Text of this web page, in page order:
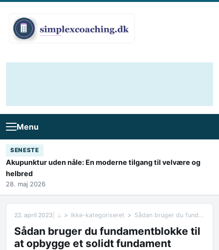
Menu
SENESTE
Akupunktur uden nåle: En moderne tilgang til velvære og
helbred
28. maj 2026
22. april 2023 ⌂ Ikke-kategoriseret Sådan bruger du fundamentblokke til at opbygge et solidt fundament
Sådan bruger du fundamentblokke til
at opbygge et solidt fundament